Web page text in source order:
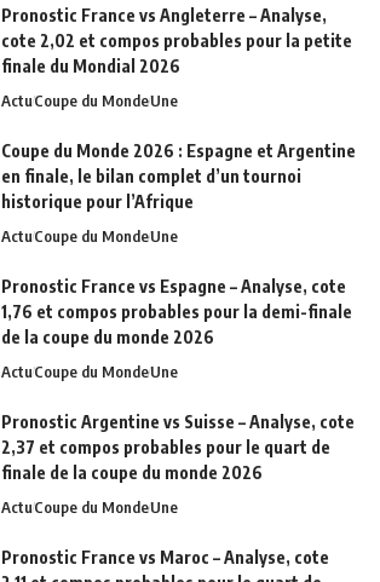
Pronostic France vs Angleterre – Analyse,
cote 2,02 et compos probables pour la petite
finale du Mondial 2026
ActuCoupe du MondeUne
Coupe du Monde 2026 : Espagne et Argentine
en finale, le bilan complet d’un tournoi
historique pour l’Afrique
ActuCoupe du MondeUne
Pronostic France vs Espagne – Analyse, cote
1,76 et compos probables pour la demi-finale
de la coupe du monde 2026
ActuCoupe du MondeUne
Pronostic Argentine vs Suisse – Analyse, cote
2,37 et compos probables pour le quart de
finale de la coupe du monde 2026
ActuCoupe du MondeUne
Pronostic France vs Maroc – Analyse, cote